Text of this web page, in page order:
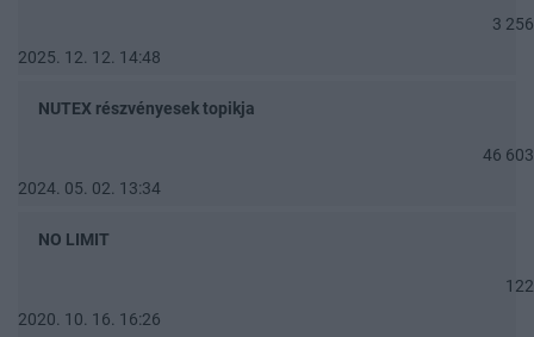
3 256
2025. 12. 12. 14:48
NUTEX részvényesek topikja
46 603
2024. 05. 02. 13:34
NO LIMIT
122
2020. 10. 16. 16:26